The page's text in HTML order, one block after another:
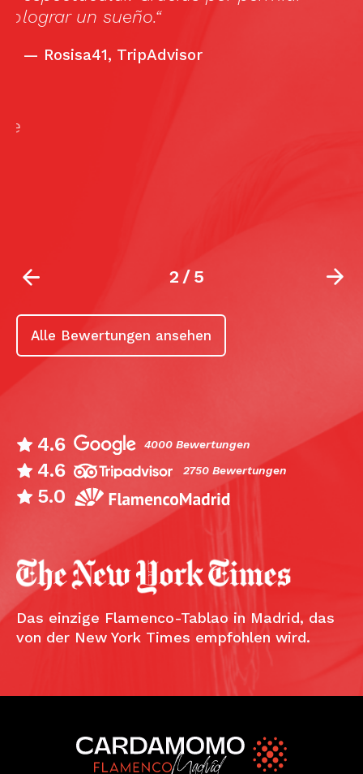
lograr un sueño.“
— Rosisa41, TripAdvisor
2/5
Alle Bewertungen ansehen
4.6 4000 Bewertungen
4.6 2750 Bewertungen
5.0
Das einzige Flamenco-Tablao in Madrid, das
von der New York Times empfohlen wird.